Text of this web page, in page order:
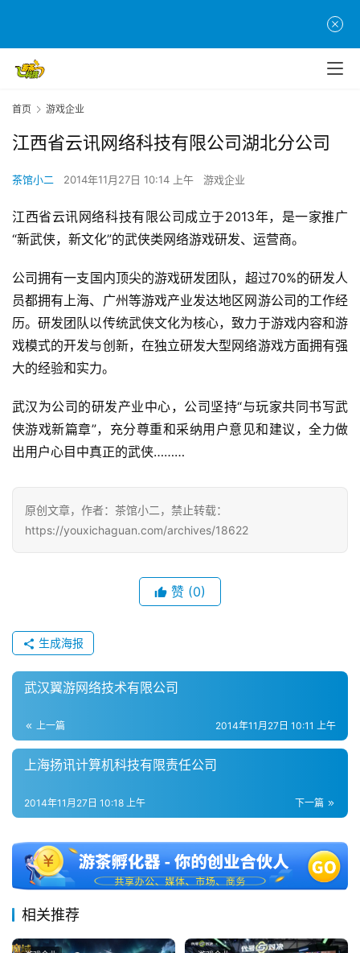
首
茶
创
戏
业
界
手
游
戏
机
游
戏
戏
2
第
十
届
茶
奖
7
首页 游戏企业
江西省云讯网络科技有限公司湖北分公司
茶馆小二 2014年11月27日 10:14 上午 游戏企业
江西省云讯网络科技有限公司成立于2013年，是一家推广
“新武侠，新文化”的武侠类网络游戏研发、运营商。
公司拥有一支国内顶尖的游戏研发团队，超过70%的研发人
员都拥有上海、广州等游戏产业发达地区网游公司的工作经
历。研发团队以传统武侠文化为核心，致力于游戏内容和游
戏模式的开发与创新，在独立研发大型网络游戏方面拥有强
大的经验和实力。
武汉为公司的研发产业中心，公司坚持“与玩家共同书写武
侠游戏新篇章”，充分尊重和采纳用户意见和建议，全力做
出用户心目中真正的武侠………
原创文章，作者：茶馆小二，禁止转载：
https://youxichaguan.com/archives/18622
赞 (0)
生成海报
武汉翼游网络技术有限公司
上一篇 2014年11月27日 10:11 上午
上海扬讯计算机科技有限责任公司
下一篇
2014年11月27日 10:18 上午
相关推荐